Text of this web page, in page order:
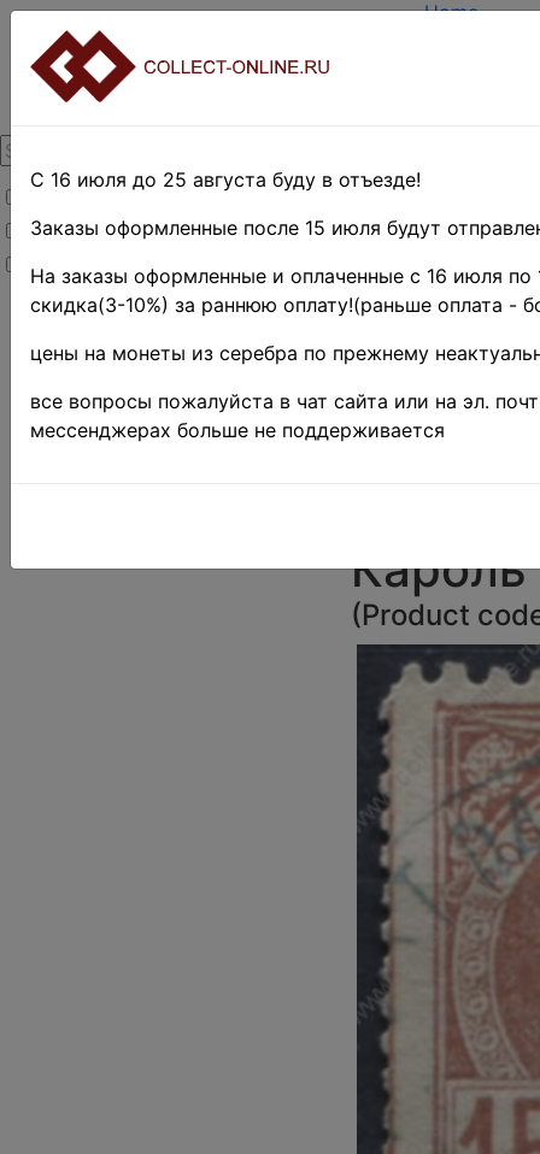
Товары со скидкой
Товары в наличии
Новинки
Home
TERMS
Home»
EUROPE
»
Румыния
Кароль
(Product
С 16 июля до 25 августа буду в отъезде!
Заказы оформленные после 15 июля будут
На заказы оформленные и оплаченные с 16 июля по
скидка(3-10%) за раннюю оплату!(раньше оплата -
цены на монеты из серебра по прежнему
все вопросы пожалуйста в чат сайта или на эл.
мессенджерах больше не поддерживается